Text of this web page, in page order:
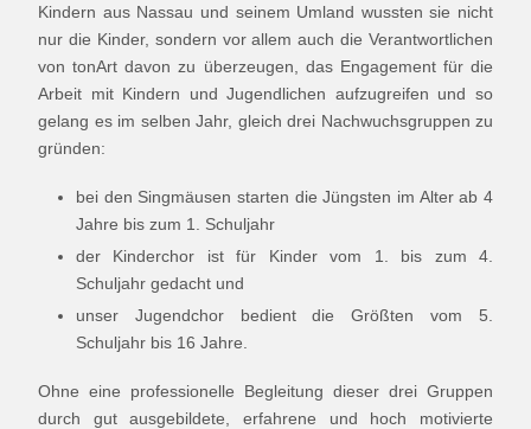
Kindern aus Nassau und seinem Umland wussten sie nicht
nur die Kinder, sondern vor allem auch die Verantwortlichen
von tonArt davon zu überzeugen, das Engagement für die
Arbeit mit Kindern und Jugendlichen aufzugreifen und so
gelang es im selben Jahr, gleich drei Nachwuchsgruppen zu
gründen:
bei den Singmäusen starten die Jüngsten im Alter ab 4
Jahre bis zum 1. Schuljahr
der Kinderchor ist für Kinder vom 1. bis zum 4.
Schuljahr gedacht und
unser Jugendchor bedient die Größten vom 5.
Schuljahr bis 16 Jahre.
Ohne eine professionelle Begleitung dieser drei Gruppen
durch gut ausgebildete, erfahrene und hoch motivierte